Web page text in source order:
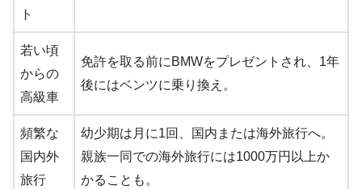
ト
若い頃
からの
高級車
免許を取る前にBMWをプレゼントされ、1年
後にはベンツに乗り換え。
頻繁な
国内外
旅行
幼少期は月に1回、国内または海外旅行へ。
親族一同での海外旅行には1000万円以上か
かることも。